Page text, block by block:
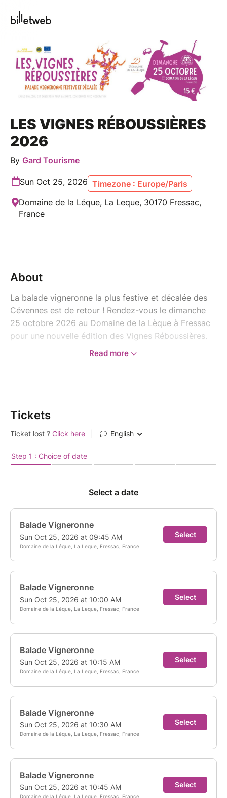
LES VIGNES RÉBOUSSIÈRES
2026
By Gard Tourisme
Sun Oct 25, 2026 Timezone : Europe/Paris
Domaine de la Léque, La Leque, 30170 Fressac,
France
About
La balade vigneronne la plus festive et décalée des
Cévennes est de retour ! Rendez-vous le dimanche
25 octobre 2026 au Domaine de la Lèque à Fressac
pour une nouvelle édition des Vignes Réboussières.
rencontres avec des vignerons passionnés.
surprises tout au long de la balade, vivez une
du vignoble cévenol !
Réservez votre Pack Réboussier* à 15 € et profitez
musical, de dégustations offertes et de nombreux
moments de partage dans une atmosphère
chaleureuse et festive.
Places limitées, pensez à réserver rapidement !
*Reboussier : cela veut dire toujours prêt à prendre le
parti du contraire, le parti du refus dans le sens d’être
attaché à son libre choix et à son libre arbitre...
Read more
Tickets